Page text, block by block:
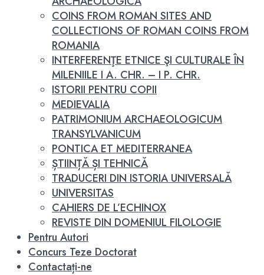
COINS FROM ROMAN SITES AND
COLLECTIONS OF ROMAN COINS FROM
ROMANIA
INTERFERENŢE ETNICE ŞI CULTURALE ÎN
MILENIILE I A. CHR. – I P. CHR.
ISTORII PENTRU COPII
MEDIEVALIA
PATRIMONIUM ARCHAEOLOGICUM
TRANSYLVANICUM
PONTICA ET MEDITERRANEA
ȘTIINȚĂ ȘI TEHNICĂ
TRADUCERI DIN ISTORIA UNIVERSALĂ
UNIVERSITAS
CAHIERS DE L’ECHINOX
REVISTE DIN DOMENIUL FILOLOGIE
Pentru Autori
Concurs Teze Doctorat
Contactați-ne